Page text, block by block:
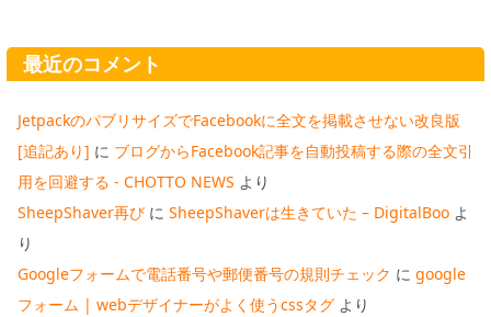
最近のコメント
JetpackのパブリサイズでFacebookに全文を掲載させない改良版
[追記あり] に ブログからFacebook記事を自動投稿する際の全文引
用を回避する - CHOTTO NEWS より
SheepShaver再び に SheepShaverは生きていた – DigitalBoo よ
り
Googleフォームで電話番号や郵便番号の規則チェック に google
フォーム | webデザイナーがよく使うcssタグ より